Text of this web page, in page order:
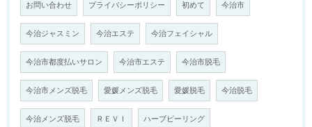
お問い合わせ プライバシーポリシー 初めて 今治市
今治ジャスミン 今治エステ 今治フェイシャル
今治市都度払いサロン 今治市エステ 今治市脱毛
今治市メンズ脱毛 愛媛メンズ脱毛 愛媛脱毛 今治脱毛
今治メンズ脱毛 ＲＥＶＩ ハーブピーリング